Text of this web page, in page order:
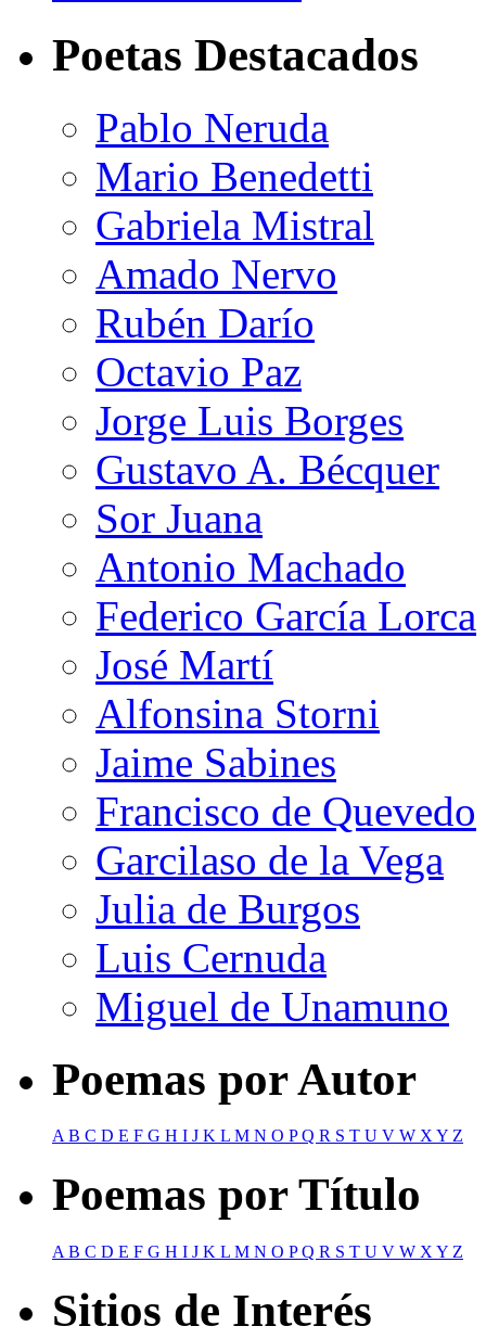
Poetas Destacados
Pablo Neruda
Mario Benedetti
Gabriela Mistral
Amado Nervo
Rubén Darío
Octavio Paz
Jorge Luis Borges
Gustavo A. Bécquer
Sor Juana
Antonio Machado
Federico García Lorca
José Martí
Alfonsina Storni
Jaime Sabines
Francisco de Quevedo
Garcilaso de la Vega
Julia de Burgos
Luis Cernuda
Miguel de Unamuno
Poemas por Autor
AB C D E F G H I J K L M N O PQ R S T U V W XY Z
Poemas por Título
A B C D E F G H I J K L M N O PQ R S T U V W X Y Z
Sitios de Interés